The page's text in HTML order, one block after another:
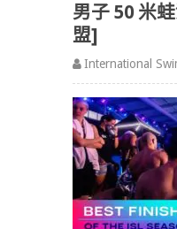
男子 50 米
盟]
International